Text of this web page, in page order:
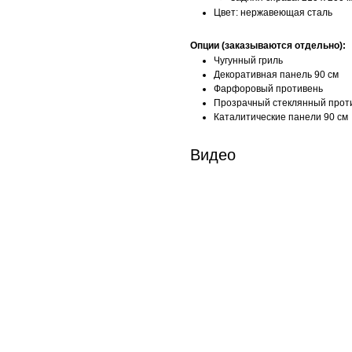
Цвет: нержавеющая сталь
Опции (заказываются отдельно):
Чугунный гриль
Декоративная панель 90 см
​Фарфоровый противень
Прозрачный стеклянный
Каталитические панели 90 см
Видео